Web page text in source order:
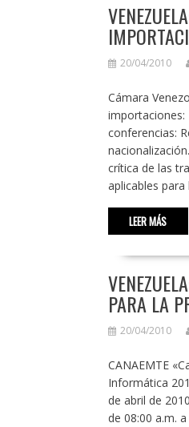
20/04/2010
Cámara
importaciones:
conferencias:
crítica de las
aplicables
LEER MÁS
PARA LA
20/04/2010
CANAEMTE
Informática
de abril de
de 08:00 a.m.